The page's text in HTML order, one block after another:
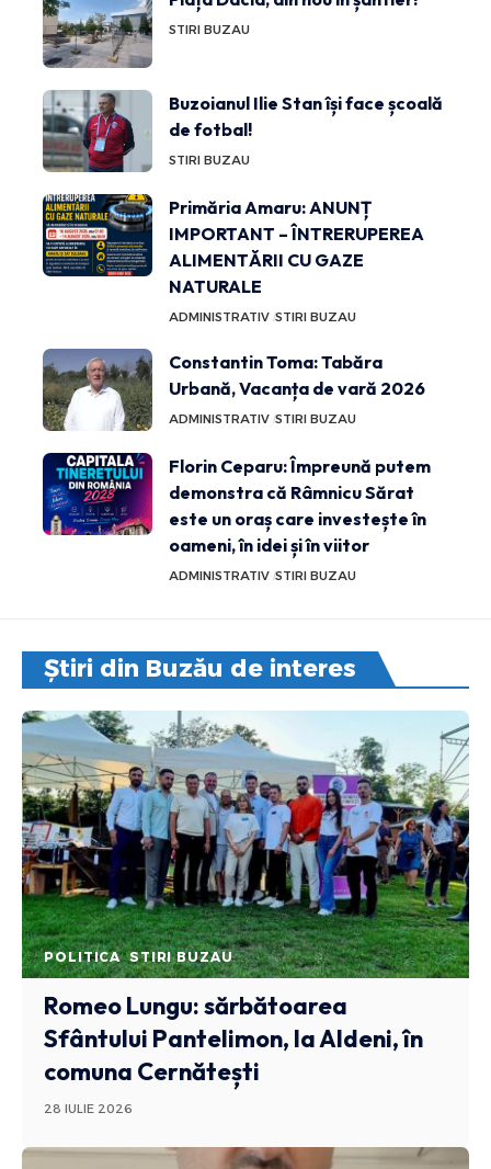
STIRI BUZAU
Buzoianul Ilie Stan își face școală
de fotbal!
STIRI BUZAU
Primăria Amaru: ANUNȚ
IMPORTANT – ÎNTRERUPEREA
ALIMENTĂRII CU GAZE
NATURALE
ADMINISTRATIV STIRI BUZAU
Constantin Toma: Tabăra
Urbană, Vacanța de vară 2026
ADMINISTRATIV STIRI BUZAU
Florin Ceparu: Împreună putem
demonstra că Râmnicu Sărat
este un oraș care investește în
oameni, în idei și în viitor
ADMINISTRATIV STIRI BUZAU
Știri din Buzău de interes
POLITICA STIRI BUZAU
Romeo Lungu: sărbătoarea
Sfântului Pantelimon, la Aldeni, în
comuna Cernătești
28 IULIE 2026